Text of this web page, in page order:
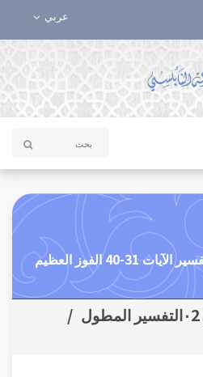
عربي
الدرس : 3 - سورة النبأ - تفسير الآيات 31-40 الفوز العظيم
/